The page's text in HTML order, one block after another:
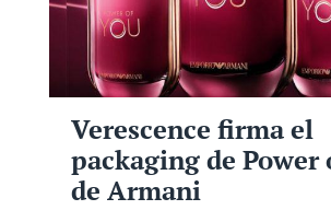
Verescence firma el
packaging de Power
de Armani